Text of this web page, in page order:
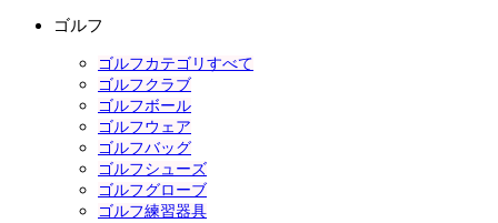
ゴルフ
ゴルフカテゴリすべて
ゴルフクラブ
ゴルフボール
ゴルフウェア
ゴルフバッグ
ゴルフシューズ
ゴルフグローブ
ゴルフ練習器具